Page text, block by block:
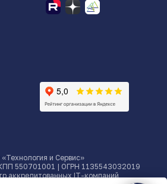
и Сервис»
550701001 | ОГРН 1135543032019
аккредитованных IT-компаний